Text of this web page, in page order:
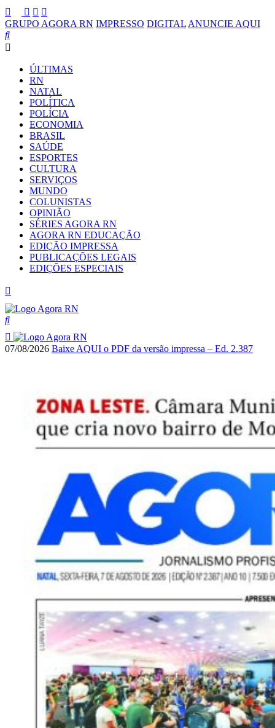
GRUPO AGORA RN IMPRESSO DIGITAL ANUNCIE AQUI
ÚLTIMAS
RN
NATAL
POLÍTICA
POLÍCIA
ECONOMIA
BRASIL
SAÚDE
ESPORTES
CULTURA
SERVIÇOS
MUNDO
COLUNISTAS
OPINIÃO
SÉRIES AGORA RN
AGORA RN EDUCAÇÃO
EDIÇÃO IMPRESSA
PUBLICAÇÕES LEGAIS
EDIÇÕES ESPECIAIS
07/08/2026 Baixe AQUI o PDF da versão impressa – Ed. 2.387